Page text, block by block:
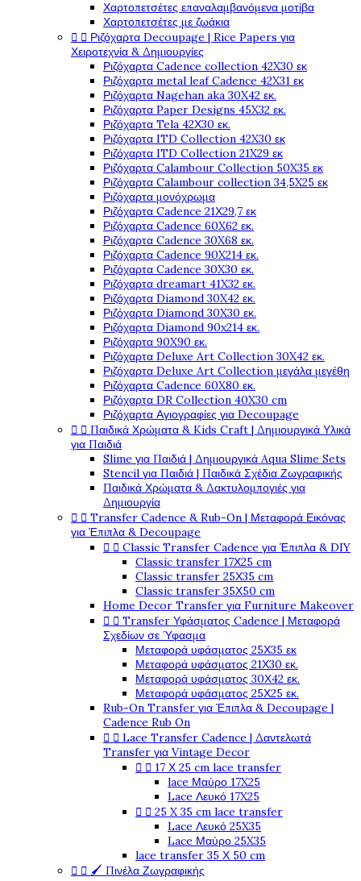
Χαρτοπετσέτες επαναλαμβανόμενα μοτίβα
Χαρτοπετσέτες με ζωάκια
  Ριζόχαρτα Decoupage | Rice Papers για
Χειροτεχνία & Δημιουργίες
Ριζόχαρτα Cadence collection 42X30 εκ
Ριζόχαρτα metal leaf Cadence 42X31 εκ
Ριζόχαρτα Nagehan aka 30X42 εκ.
Ριζόχαρτα Paper Designs 45X32 εκ.
Ριζόχαρτα Tela 42Χ30 εκ.
Ριζόχαρτα ITD Collection 42X30 εκ
Ριζόχαρτα ITD Collection 21X29 εκ
Ριζόχαρτα Calambour Collection 50X35 εκ
Ριζόχαρτα Calambour collection 34,5X25 εκ
Ριζόχαρτα μονόχρωμα
Ριζόχαρτα Cadence 21Χ29,7 εκ
Ριζόχαρτα Cadence 60X62 εκ.
Ριζόχαρτα Cadence 30X68 εκ.
Ριζόχαρτα Cadence 90X214 εκ.
Ριζόχαρτα Cadence 30X30 εκ.
Ριζόχαρτα dreamart 41X32 εκ.
Ριζόχαρτα Diamond 30X42 εκ.
Ριζόχαρτα Diamond 30X30 εκ.
Ριζόχαρτα Diamond 90x214 εκ.
Ριζόχαρτα 90X90 εκ.
Ριζόχαρτα Deluxe Art Collection 30X42 εκ.
Ριζόχαρτα Deluxe Art Collection μεγάλα μεγέθη
Ριζόχαρτα Cadence 60X80 εκ.
Ριζόχαρτα DR Collection 40X30 cm
Ριζόχαρτα Αγιογραφίες για Decoupage
  Παιδικά Χρώματα & Kids Craft | Δημιουργικά Υλικά
για Παιδιά
Slime για Παιδιά | Δημιουργικά Aqua Slime Sets
Stencil για Παιδιά | Παιδικά Σχέδια Ζωγραφικής
Παιδικά Χρώματα & Δακτυλομπογιές για
Δημιουργία
  Transfer Cadence & Rub-On | Μεταφορά Εικόνας
για Έπιπλα & Decoupage
  Classic Transfer Cadence για Έπιπλα & DIY
Classic transfer 17Χ25 cm
Classic transfer 25Χ35 cm
Classic transfer 35Χ50 cm
Home Decor Transfer για Furniture Makeover
  Transfer Υφάσματος Cadence | Μεταφορά
Σχεδίων σε Ύφασμα
Μεταφορά υφάσματος 25Χ35 εκ
Μεταφορά υφάσματος 21Χ30 εκ.
Μεταφορά υφάσματος 30Χ42 εκ.
Μεταφορά υφάσματος 25Χ25 εκ.
Rub-On Transfer για Έπιπλα & Decoupage |
Cadence Rub On
  Lace Transfer Cadence | Δαντελωτά
Transfer για Vintage Decor
  17 Χ 25 cm lace transfer
lace Μαύρο 17X25
Lace Λευκό 17X25
  25 X 35 cm lace transfer
Lace Λευκό 25X35
Lace Μαύρο 25X35
lace transfer 35 Χ 50 cm
  🖌️ Πινέλα Ζωγραφικής